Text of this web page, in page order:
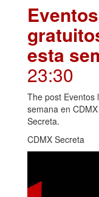
esta
23:30
The post Eventos
semana en
Secreta.
CDMX Secreta